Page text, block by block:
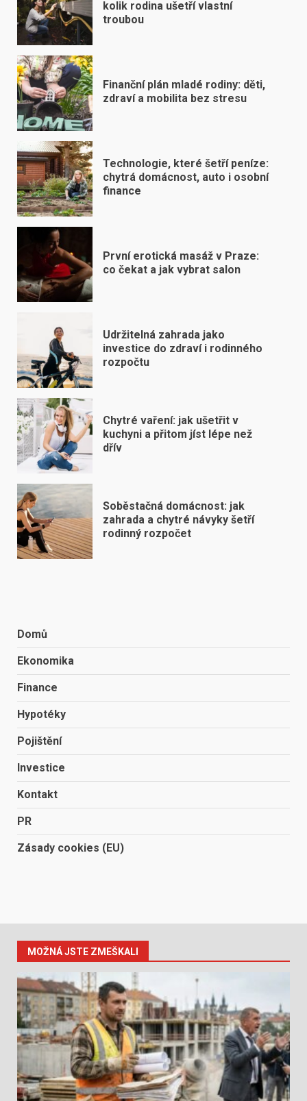
kolik rodina ušetří vlastní
troubou
Finanční plán mladé rodiny: děti,
zdraví a mobilita bez stresu
Technologie, které šetří peníze:
chytrá domácnost, auto i osobní
finance
První erotická masáž v Praze:
co čekat a jak vybrat salon
Udržitelná zahrada jako
investice do zdraví i rodinného
rozpočtu
Chytré vaření: jak ušetřit v
kuchyni a přitom jíst lépe než
dřív
Soběstačná domácnost: jak
zahrada a chytré návyky šetří
rodinný rozpočet
Domů
Ekonomika
Finance
Hypotéky
Pojištění
Investice
Kontakt
PR
Zásady cookies (EU)
MOŽNÁ JSTE ZMEŠKALI